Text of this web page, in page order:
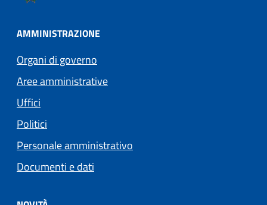
AMMINISTRAZIONE
Organi di governo
Aree amministrative
Uffici
Politici
Personale amministrativo
Documenti e dati